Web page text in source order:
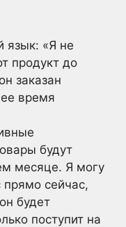
язык: «Я не
продукт до
заказан
время
будут
месяце. Я могу
прямо сейчас,
будет
поступит на